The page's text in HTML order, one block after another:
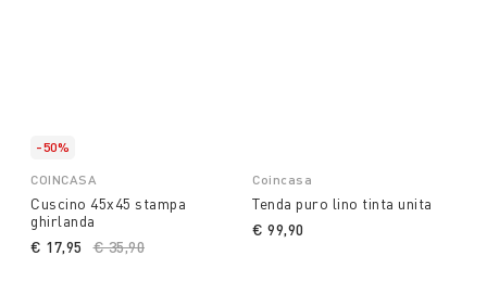
-50%
COINCASA
Cuscino 45x45 stampa
ghirlanda
Price reduced from
€ 35,90
€ 17,95
Coincasa
Tenda puro lino tinta unita
€ 99,90